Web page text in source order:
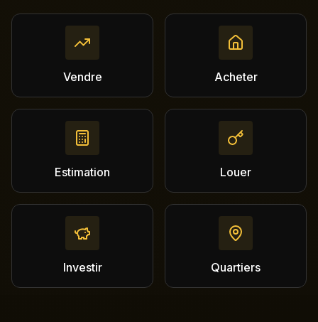
Vendre Acheter
Estimation Louer
Investir Quartiers